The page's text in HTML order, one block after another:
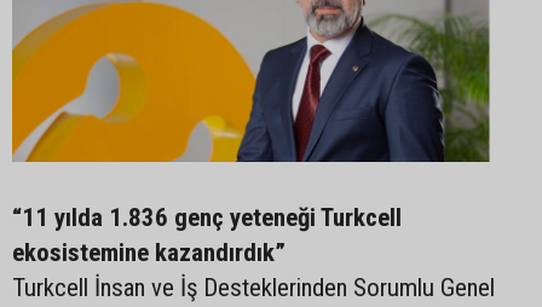
“11 yılda 1.836 genç yeteneği Turkcell
ekosistemine kazandırdık”
Turkcell İnsan ve İş Desteklerinden Sorumlu Genel